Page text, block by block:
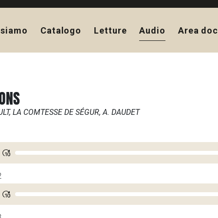
Catalogo Letture Audio Area
LA COMTESSE DE SÉGUR, A. DAUDET